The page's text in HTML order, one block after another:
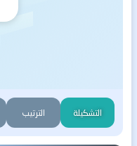
التشكيلة الترتيب